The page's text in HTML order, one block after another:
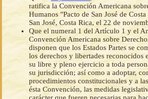
ratifica la Convención Americana
Humanos "Pacto de San José de
San José, Costa Rica, el 22 de
Que el numeral 1 del Artículo 1 y el
Convención Americana sobre
disponen que los Estados Partes se
los derechos y libertades reconocidos
su libre y pleno ejercicio a toda
su jurisdicción; así como a adoptar,
procedimientos constitucionales y a
ésta Convención, las medidas